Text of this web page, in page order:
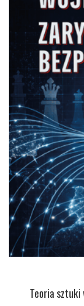
Teoria sztuki